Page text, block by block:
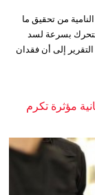
من تحقيق ما
بسرعة لسد
إلى أن فقدان
مؤثرة تكرم